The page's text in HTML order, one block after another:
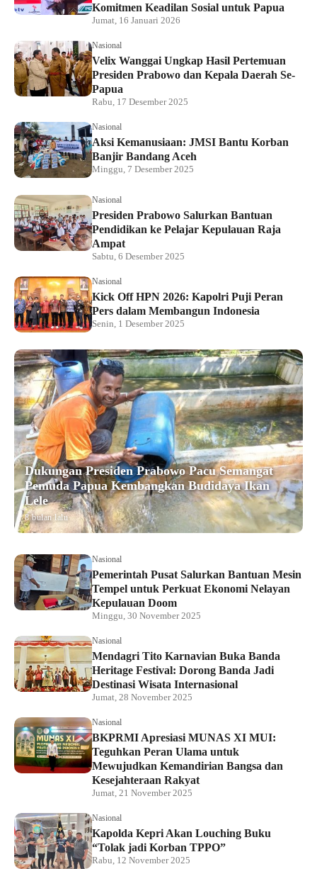
Komitmen Keadilan Sosial untuk Papua
Jumat, 16 Januari 2026
Nasional
Velix Wanggai Ungkap Hasil Pertemuan
Presiden Prabowo dan Kepala Daerah Se-
Papua
Rabu, 17 Desember 2025
Nasional
Aksi Kemanusiaan: JMSI Bantu Korban
Banjir Bandang Aceh
Minggu, 7 Desember 2025
Nasional
Presiden Prabowo Salurkan Bantuan
Pendidikan ke Pelajar Kepulauan Raja
Ampat
Sabtu, 6 Desember 2025
Nasional
Kick Off HPN 2026: Kapolri Puji Peran
Pers dalam Membangun Indonesia
Senin, 1 Desember 2025
Dukungan Presiden Prabowo Pacu Semangat
Pemuda Papua Kembangkan Budidaya Ikan
Lele
8 bulan lalu
Nasional
Pemerintah Pusat Salurkan Bantuan Mesin
Tempel untuk Perkuat Ekonomi Nelayan
Kepulauan Doom
Minggu, 30 November 2025
Nasional
Mendagri Tito Karnavian Buka Banda
Heritage Festival: Dorong Banda Jadi
Destinasi Wisata Internasional
Jumat, 28 November 2025
Nasional
BKPRMI Apresiasi MUNAS XI MUI:
Teguhkan Peran Ulama untuk
Mewujudkan Kemandirian Bangsa dan
Kesejahteraan Rakyat
Jumat, 21 November 2025
Nasional
Kapolda Kepri Akan Louching Buku
“Tolak jadi Korban TPPO”
Rabu, 12 November 2025